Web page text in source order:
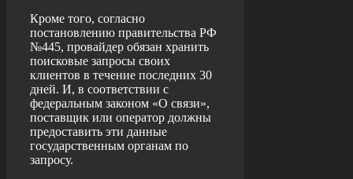
Кроме того, согласно
постановлению правительства РФ
№445, провайдер обязан хранить
поисковые запросы своих
клиентов в течение последних 30
дней. И, в соответствии с
федеральным законом «О связи»,
поставщик или оператор должны
предоставить эти данные
государственным органам по
запросу.